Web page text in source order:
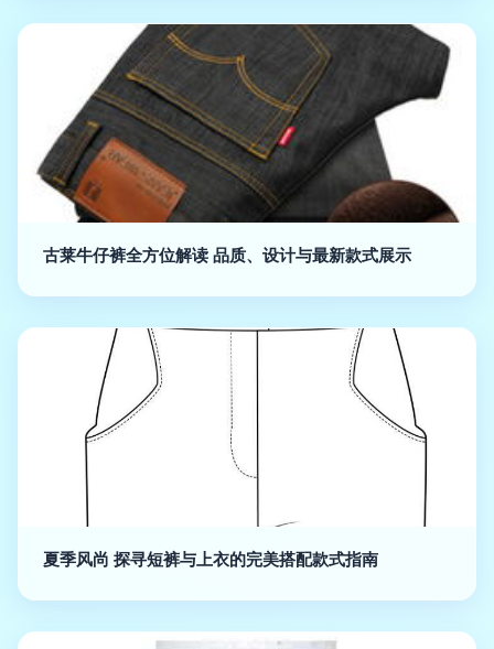
古莱牛仔裤全方位解读 品质、设计与最新款式展示
夏季风尚 探寻短裤与上衣的完美搭配款式指南